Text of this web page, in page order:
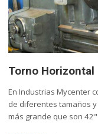
Torno Horizontal
En Industrias Mycenter
de diferentes tamaños
más grande que son